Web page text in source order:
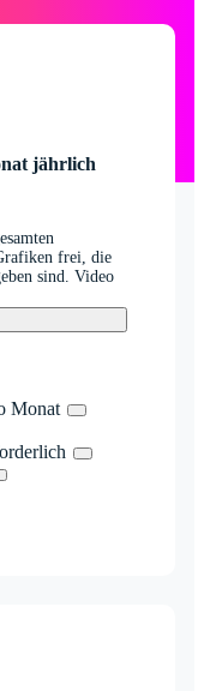
jährlich
frei, die
sind. Video
Monat